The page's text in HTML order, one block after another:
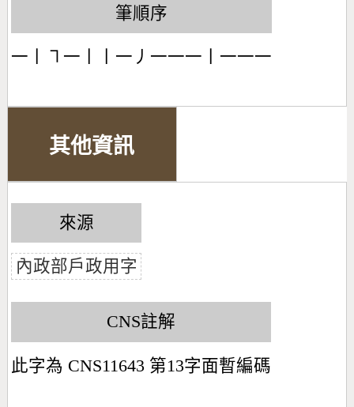
筆順序
一丨㇕一丨丨一丿一一一丨一一一
其他資訊
來源
內政部戶政用字
CNS註解
此字為 CNS11643 第13字面暫編碼